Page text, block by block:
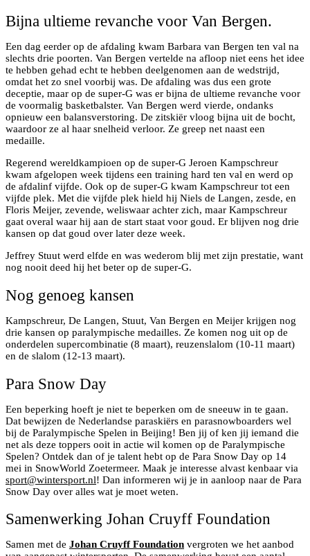
Bijna ultieme revanche voor Van Bergen.
Een dag eerder op de afdaling kwam Barbara van Bergen ten val na
slechts drie poorten. Van Bergen vertelde na afloop niet eens het idee
te hebben gehad echt te hebben deelgenomen aan de wedstrijd,
omdat het zo snel voorbij was. De afdaling was dus een grote
deceptie, maar op de super-G was er bijna de ultieme revanche voor
de voormalig basketbalster. Van Bergen werd vierde, ondanks
opnieuw een balansverstoring. De zitskiër vloog bijna uit de bocht,
waardoor ze al haar snelheid verloor. Ze greep net naast een
medaille.
Regerend wereldkampioen op de super-G Jeroen Kampschreur
kwam afgelopen week tijdens een training hard ten val en werd op
de afdalinf vijfde. Ook op de super-G kwam Kampschreur tot een
vijfde plek. Met die vijfde plek hield hij Niels de Langen, zesde, en
Floris Meijer, zevende, weliswaar achter zich, maar Kampschreur
gaat overal waar hij aan de start staat voor goud. Er blijven nog drie
kansen op dat goud over later deze week.
Jeffrey Stuut werd elfde en was wederom blij met zijn prestatie, want
nog nooit deed hij het beter op de super-G.
Nog genoeg kansen
Kampschreur, De Langen, Stuut, Van Bergen en Meijer krijgen nog
drie kansen op paralympische medailles. Ze komen nog uit op de
onderdelen supercombinatie (8 maart), reuzenslalom (10-11 maart)
en de slalom (12-13 maart).
Para Snow Day
Een beperking hoeft je niet te beperken om de sneeuw in te gaan.
Dat bewijzen de Nederlandse paraskiërs en parasnowboarders wel
bij de Paralympische Spelen in Beijing! Ben jij of ken jij iemand die
net als deze toppers ooit in actie wil komen op de Paralympische
Spelen? Ontdek dan of je talent hebt op de Para Snow Day op 14
mei in SnowWorld Zoetermeer. Maak je interesse alvast kenbaar via
sport@wintersport.nl! Dan informeren wij je in aanloop naar de Para
Snow Day over alles wat je moet weten.
Samenwerking Johan Cruyff Foundation
Samen met de Johan Cruyff Foundation vergroten we het aanbod